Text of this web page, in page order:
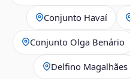
Conjunto Havaí
Conjunto Olga Benário
Delfino Magalhães